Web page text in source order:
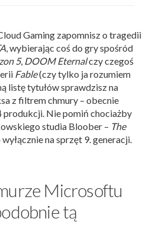
Gaming zapomnisz o tragedii
, wybierając coś do gry spośród
5, DOOM Eternalczy czegoś
Fable(czy tylko ja rozumiem
listę tytułów sprawdzisz na
z filtrem chmury – obecnie
produkcji. Nie pomiń chociażby
studia Bloober – The
na sprzęt 9. generacji.
Microsoftu
tą